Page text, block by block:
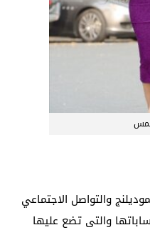
والتواصل الاجتماعي
والتى تضع عليها